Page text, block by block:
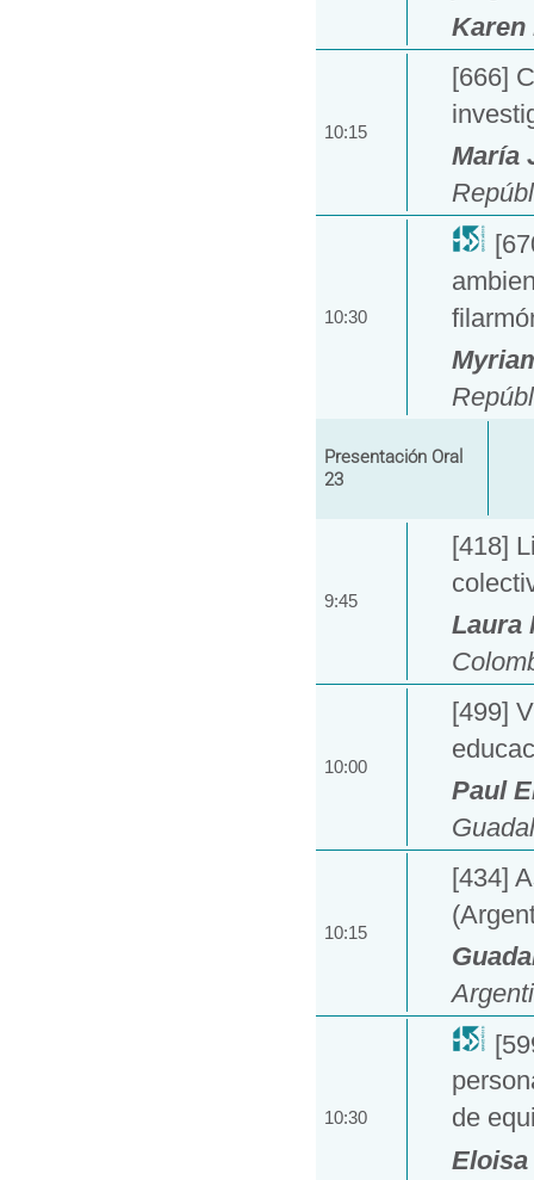
Karen
10:15
[666]
María
10:30
Presentación Oral
23
9:45
[418]
Laura
10:00
[499]
Paul
10:15
[434]
10:30
de
Eloisa